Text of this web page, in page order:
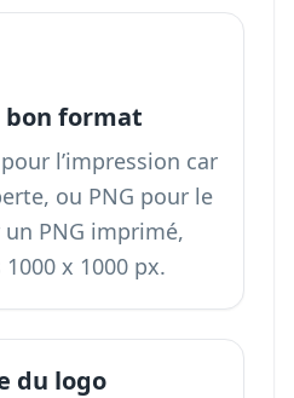
bon format
l’impression car
ou PNG pour le
PNG imprimé,
x 1000 px.
du logo